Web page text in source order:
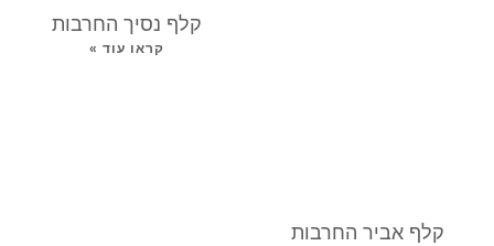
קלף אביר החרבות
קלף נסיך החרבות
קראו עוד »